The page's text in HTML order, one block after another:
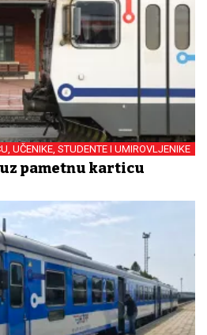
UČENIKE, STUDENTE I UMIROVLJENIKE
pametnu karticu